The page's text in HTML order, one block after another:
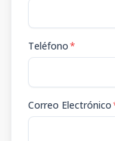
Teléfono*
Correo Electrónico